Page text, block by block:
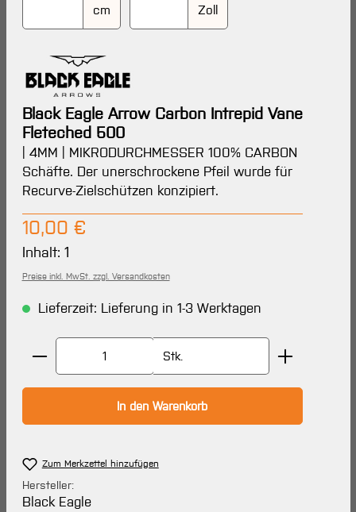
cm Zoll
Black Eagle Arrow Carbon Intrepid Vane
Fleteched 500
| 4MM | MIKRODURCHMESSER 100% CARBON
Schäfte. Der unerschrockene Pfeil wurde für
Recurve-Zielschützen konzipiert.
Regulärer Preis:
10,00 €
Inhalt: 1
Preise inkl. MwSt. zzgl. Versandkosten
Lieferzeit: Lieferung in 1-3 Werktagen
Produkt Anzahl: Gib den gewünschten Wert ein
Stk.
In den Warenkorb
Zum Merkzettel hinzufügen
Hersteller:
Black Eagle